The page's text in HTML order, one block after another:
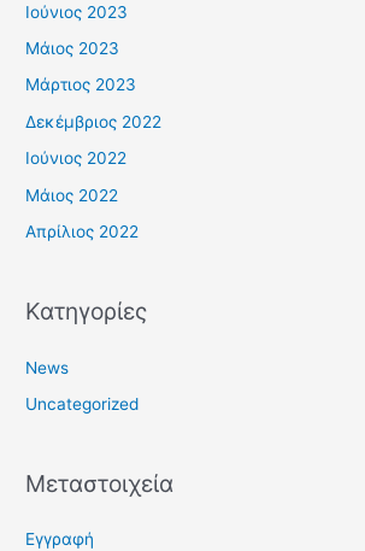
Ιούνιος 2023
Μάιος 2023
Μάρτιος 2023
Δεκέμβριος 2022
Ιούνιος 2022
Μάιος 2022
Απρίλιος 2022
Kατηγορίες
News
Uncategorized
Μεταστοιχεία
Εγγραφή